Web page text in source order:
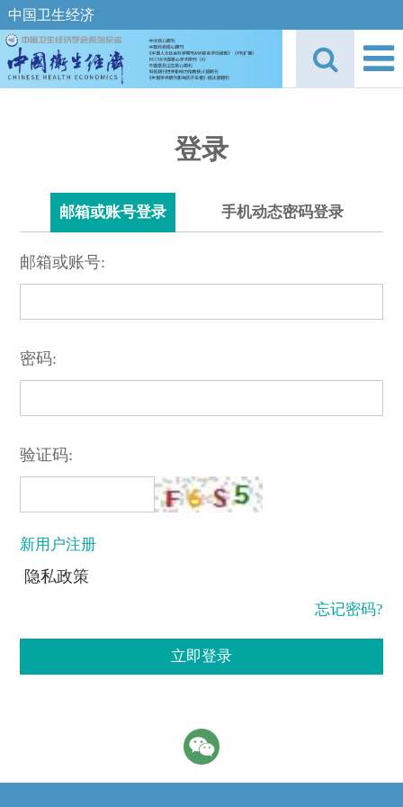
中国卫生经济
登录
邮箱或账号登录 手机动态密码登录
邮箱或账号:
密码:
验证码:
新用户注册
隐私政策
忘记密码?
立即登录